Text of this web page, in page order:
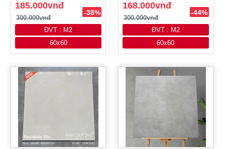
185.000vnđ
300.000vnđ
-38%
ĐVT : M2
60x60
168.000vnđ
300.000vnđ
-44%
ĐVT : M2
60x60